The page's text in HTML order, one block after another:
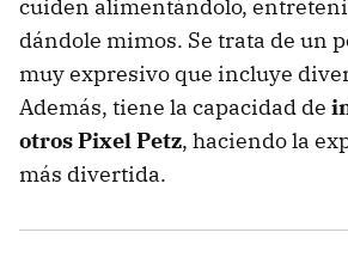
cuiden alimentándolo,
dándole mimos. Se trata de un
muy expresivo que incluye
Además, tiene la capacidad de
otros Pixel Petz, haciendo la
más divertida.